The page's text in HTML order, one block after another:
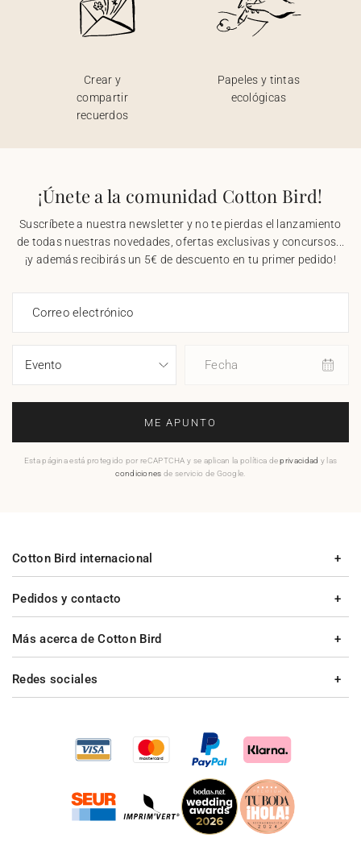
Crear y
compartir
recuerdos
Papeles y tintas
ecológicas
¡Únete a la comunidad Cotton Bird!
Suscríbete a nuestra newsletter y no te pierdas el lanzamiento
de todas nuestras novedades, ofertas exclusivas y concursos...
¡y además recibirás un 5€ de descuento en tu primer pedido!
Correo electrónico
Fecha
ME APUNTO
Esta página está protegido por reCAPTCHA y se aplican la política deprivacidad y las
condiciones de servicio de Google.
Pedidos y contacto
Más acerca de Cotton Bird
Cotton Bird internacional
Redes sociales